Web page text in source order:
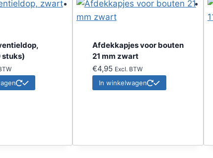
stuks)
Afdekkapjes voor bouten
21 mm zwart
€4,95 Excl. BTW
In winkelwagen